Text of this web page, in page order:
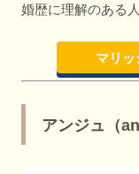
婚歴に理解のある
マリッ
アンジュ（